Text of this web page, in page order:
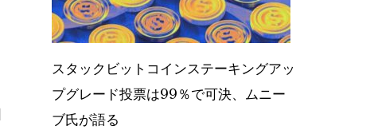
スタックビットコインステーキングアッ
プグレード投票は99％で可決、ムニー
ブ氏が語る